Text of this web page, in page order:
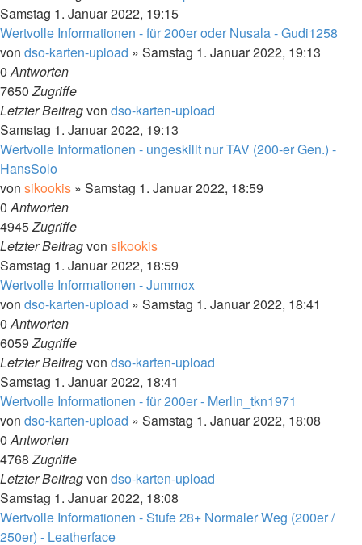
Samstag 1. Januar 2022, 19:15
Wertvolle Informationen - für 200er oder Nusala - Gudi1258
von dso-karten-upload » Samstag 1. Januar 2022, 19:13
0Antworten
7650Zugriffe
Letzter Beitragvon dso-karten-upload
Samstag 1. Januar 2022, 19:13
Wertvolle Informationen - ungeskillt nur TAV (200-er Gen.) -
HansSolo
von sikookis » Samstag 1. Januar 2022, 18:59
0Antworten
4945Zugriffe
Letzter Beitragvon sikookis
Samstag 1. Januar 2022, 18:59
Wertvolle Informationen - Jummox
von dso-karten-upload » Samstag 1. Januar 2022, 18:41
0Antworten
6059Zugriffe
Letzter Beitragvon dso-karten-upload
Samstag 1. Januar 2022, 18:41
Wertvolle Informationen - für 200er - Merlin_tkn1971
von dso-karten-upload » Samstag 1. Januar 2022, 18:08
0Antworten
4768Zugriffe
Letzter Beitragvon dso-karten-upload
Samstag 1. Januar 2022, 18:08
Wertvolle Informationen - Stufe 28+ Normaler Weg (200er /
250er) - Leatherface